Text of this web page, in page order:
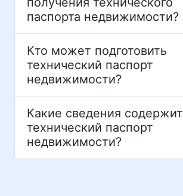
паспорта недвижимости?
Кто может подготовить
технический паспорт
недвижимости?
Какие сведения содержит
технический паспорт
недвижимости?